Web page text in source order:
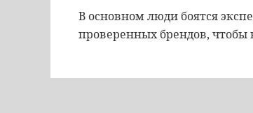
В основном люди боятся
проверенных брендов, чтобы